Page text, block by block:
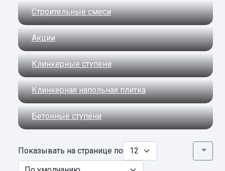
Строительные смеси
Акции
Клинкерные ступени
Клинкерная напольная плитка
Бетонные ступени
Показывать на странице по